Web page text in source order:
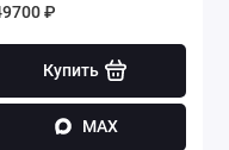
₽
Купить
MAX